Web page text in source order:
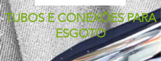
TUBOS E CONEXÕES PARA
ESGOTO